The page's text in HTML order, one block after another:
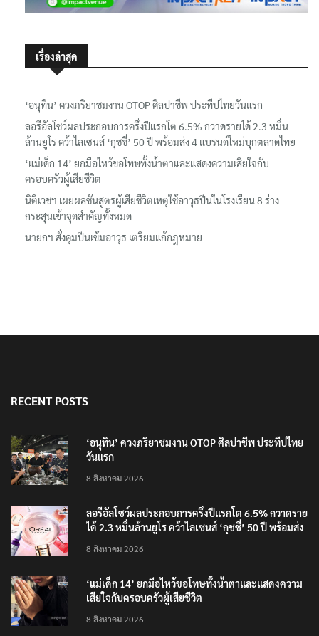
เรื่องล่าสุด
‘อนุทิน’ ควงภริยาชมงาน OTOP ศิลปาชีพ ประทีปไทยวันแรก
ลอรีอัลโชว์ผลประกอบการครึ่งปีแรกโต 6.5% กวาดรายได้ 2.3 หมื่น
ล้านยูโร คว้าไลเซนส์ ‘กุชชี่’ 50 ปี พร้อมส่ง 4 แบรนด์ใหม่บุกตลาดไทย
‘แม่เด็ก 14’ ยกมือไหว้ขอโทษทั้งน้ำตาและแสดงความเสียใจกับ
ครอบครัวผู้เสียชีวิต
นิติเวชฯ เผยผลชันสูตรผู้เสียชีวิตเหตุใช้อาวุธปืนในโรงเรียน 8 ร่าง
กระสุนเข้าจุดสำคัญทั้งหมด
นายกฯ สั่งคุมปืนเข้มอาวุธ เตรียมแก้กฎหมาย
RECENT POSTS
‘อนุทิน’ ควงภริยาชมงาน OTOP ศิลปาชีพ ประทีปไทย
วันแรก
8 สิงหาคม 2026
ลอรีอัลโชว์ผลประกอบการครึ่งปีแรกโต 6.5% กวาดราย
ได้ 2.3 หมื่นล้านยูโร คว้าไลเซนส์ ‘กุชชี่’ 50 ปี พร้อมส่ง
8 สิงหาคม 2026
‘แม่เด็ก 14’ ยกมือไหว้ขอโทษทั้งน้ำตาและแสดงความ
เสียใจกับครอบครัวผู้เสียชีวิต
8 สิงหาคม 2026